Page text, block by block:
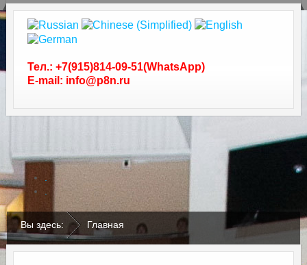
Тел.: +7(915)814-09-51(WhatsApp)
E-mail: info@p8n.ru
Вы здесь: Главная